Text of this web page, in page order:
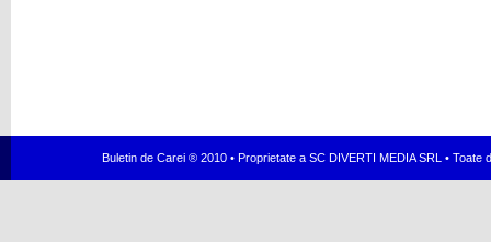
Buletin de Carei ® 2010 • Proprietate a SC DIVERTI MEDIA SRL •